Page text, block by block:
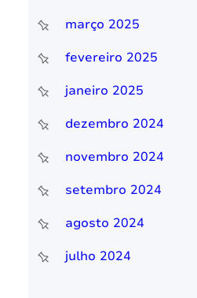
março 2025
fevereiro 2025
janeiro 2025
dezembro 2024
novembro 2024
setembro 2024
agosto 2024
julho 2024